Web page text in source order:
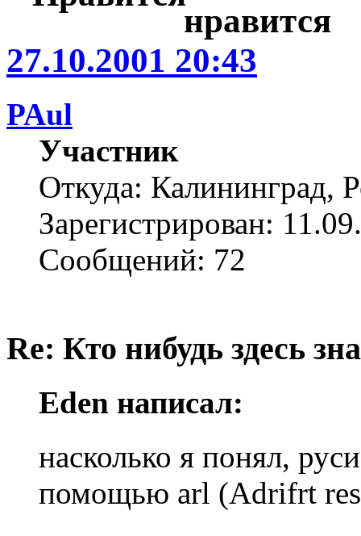
27.10.2001 20:43
PAul
Участник
Откуда: Калининград,
Зарегистрирован:
Сообщений: 72
Re: Кто нибудь здесь
Eden написал:
насколько я понял,
помощью arl (Adrifrt